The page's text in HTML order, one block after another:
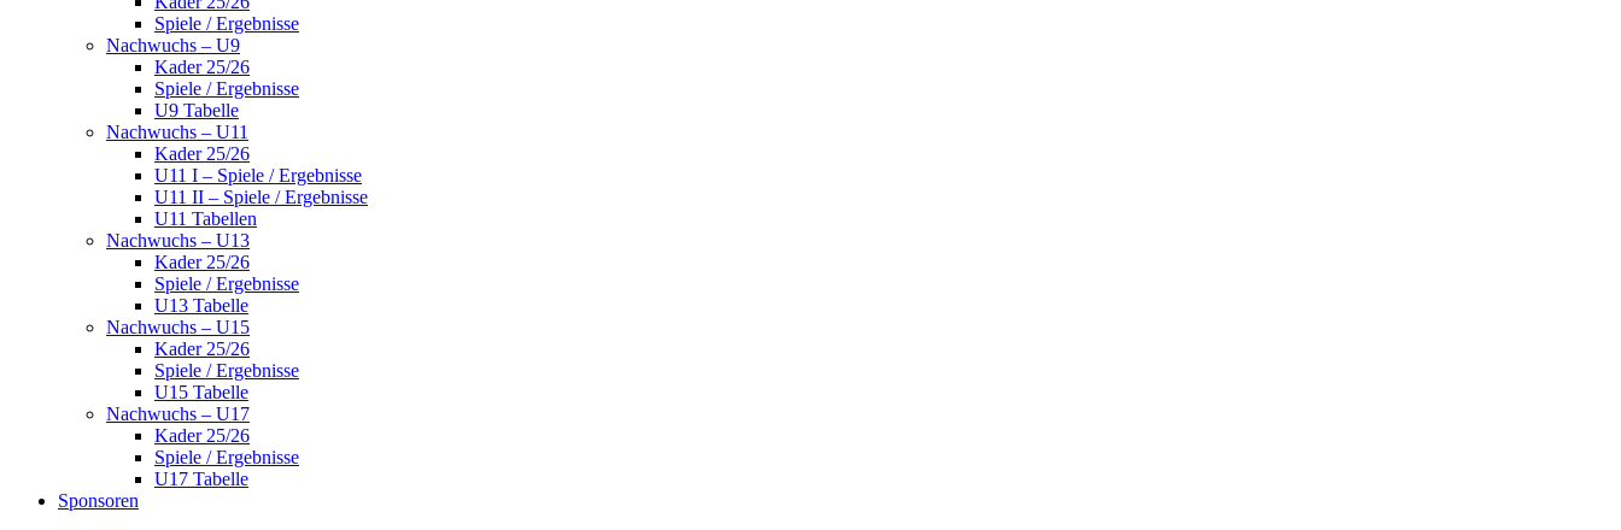
Spiele / Ergebnisse
Nachwuchs – U9
Kader 25/26
Spiele / Ergebnisse
U9 Tabelle
Nachwuchs – U11
Kader 25/26
U11 I – Spiele / Ergebnisse
U11 II – Spiele / Ergebnisse
U11 Tabellen
Nachwuchs – U13
Kader 25/26
Spiele / Ergebnisse
U13 Tabelle
Nachwuchs – U15
Kader 25/26
Spiele / Ergebnisse
U15 Tabelle
Nachwuchs – U17
Kader 25/26
Spiele / Ergebnisse
U17 Tabelle
Sponsoren